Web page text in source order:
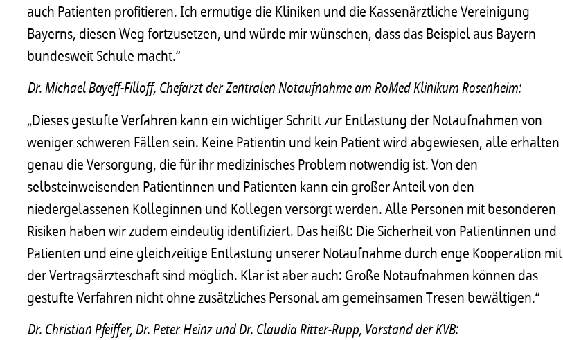
auch Patienten profitieren. Ich ermutige die Kliniken und die Kassenärztliche Vereinigung
Bayerns, diesen Weg fortzusetzen, und würde mir wünschen, dass das Beispiel aus Bayern
bundesweit Schule macht.“
Dr. Michael Bayeff-Filloff, Chefarzt der Zentralen Notaufnahme am RoMed Klinikum Rosenheim:
„Dieses gestufte Verfahren kann ein wichtiger Schritt zur Entlastung der Notaufnahmen von
weniger schweren Fällen sein. Keine Patientin und kein Patient wird abgewiesen, alle erhalten
genau die Versorgung, die für ihr medizinisches Problem notwendig ist. Von den
selbsteinweisenden Patientinnen und Patienten kann ein großer Anteil von den
niedergelassenen Kolleginnen und Kollegen versorgt werden. Alle Personen mit besonderen
Risiken haben wir zudem eindeutig identifiziert. Das heißt: Die Sicherheit von Patientinnen und
Patienten und eine gleichzeitige Entlastung unserer Notaufnahme durch enge Kooperation mit
der Vertragsärzteschaft sind möglich. Klar ist aber auch: Große Notaufnahmen können das
gestufte Verfahren nicht ohne zusätzliches Personal am gemeinsamen Tresen bewältigen.“
Dr. Christian Pfeiffer, Dr. Peter Heinz und Dr. Claudia Ritter-Rupp, Vorstand der KVB: